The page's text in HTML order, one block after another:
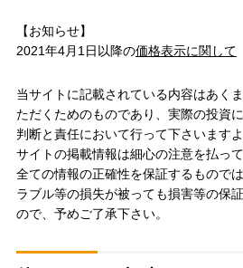
【お知らせ】
2021年4月1日以降の価格表示に関して
当サイトに記載されている内容はあく
ただくためのものであり、実際の投資
判断と責任において行って下さいます
サイトの掲載情報は細心の注意を払っ
全ての情報の正確性を保証するもので
ラブル等の損失が被っても損害等の保
ので、予めご了承下さい。